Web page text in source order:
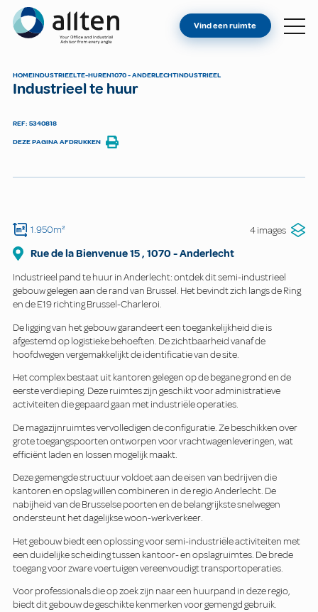
Allten
VIND EEN RUIMTE
CONTACT
Vind een ruimte
HOMEINDUSTRIEELTE-HUREN1070 - ANDERLECHTINDUSTRIEEL
Industrieel te huur
REF: 5340818
DEZE PAGINA AFDRUKKEN
1.950m² 4 images
Rue de la Bienvenue15, 1070 -Anderlecht
Industrieel pand te huur in Anderlecht: ontdek dit semi-industrieel
gebouw gelegen aan de rand van Brussel. Het bevindt zich langs de Ring
en de E19 richting Brussel-Charleroi.
De ligging van het gebouw garandeert een toegankelijkheid die is
afgestemd op logistieke behoeften. De zichtbaarheid vanaf de
hoofdwegen vergemakkelijkt de identificatie van de site.
Het complex bestaat uit kantoren gelegen op de begane grond en de
eerste verdieping. Deze ruimtes zijn geschikt voor administratieve
activiteiten die gepaard gaan met industriële operaties.
De magazijnruimtes vervolledigen de configuratie. Ze beschikken over
grote toegangspoorten ontworpen voor vrachtwagenleveringen, wat
efficiënt laden en lossen mogelijk maakt.
Deze gemengde structuur voldoet aan de eisen van bedrijven die
kantoren en opslag willen combineren in de regio Anderlecht. De
nabijheid van de Brusselse poorten en de belangrijkste snelwegen
ondersteunt het dagelijkse woon-werkverkeer.
Het gebouw biedt een oplossing voor semi-industriële activiteiten met
een duidelijke scheiding tussen kantoor- en opslagruimtes. De brede
toegang voor zware voertuigen vereenvoudigt transportoperaties.
Voor professionals die op zoek zijn naar een huurpand in deze regio,
biedt dit gebouw de geschikte kenmerken voor gemengd gebruik.